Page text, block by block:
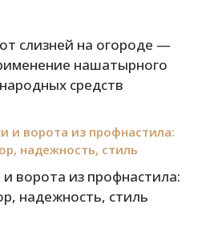
слизней на огороде —
нашатырного
средств
ворота из профнастила:
надежность, стиль